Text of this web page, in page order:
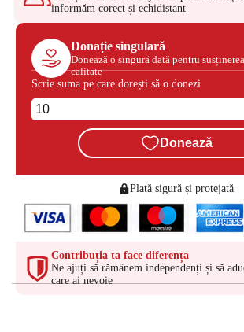
informăm corect și echidistant
Donație singulară
Donează o singură dată pentru
calitate
Scrie suma pe care dorești să o donezi
Donează
Plată sigură și protejată
Contribuția ta face diferența
Ne ajuți să rămânem independenți și să
care ai nevoie